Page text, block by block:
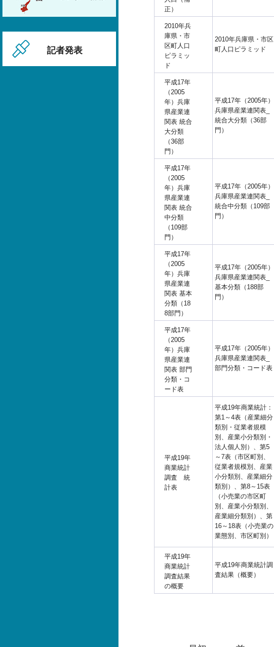
記者発表
正）
2010年兵
庫県・市
区町人口
ピラミッ
ド
2010年兵庫県・市区
町人口ピラミッド
平成17年
（2005
年）兵庫
県産業連
関表 統合
大分類
（36部
門）
平成17年（2005年）
兵庫県産業連関表_
統合大分類（36部
門）
平成17年
（2005
年）兵庫
県産業連
関表 統合
中分類
（109部
門）
平成17年（2005年）
兵庫県産業連関表_
統合中分類（109部
門）
平成17年
（2005
年）兵庫
県産業連
関表 基本
分類（18
8部門）
平成17年（2005年）
兵庫県産業連関表_
基本分類（188部
門）
平成17年
（2005
年）兵庫
県産業連
関表 部門
分類・コ
ード表
平成17年（2005年）
兵庫県産業連関表_
部門分類・コード表
平成19年
商業統計
調査 統
計表
平成19年商業統計：
第1～4表（産業細分
類別・従業者規模
別、産業小分類別・
法人個人別）、第5
～7表（市区町別、
従業者規模別、産業
小分類別、産業細分
類別）、第8～15表
（小売業の市区町
別、産業小分類別、
産業細分類別）、第
16～18表（小売業の
業態別、市区町別）
平成19年
商業統計
調査結果
の概要
平成19年商業統計調
査結果（概要）